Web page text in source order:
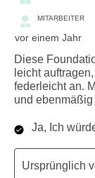
MITARBEITER
vor einem Jahr
Diese
leicht
federleicht an.
und ebenmäßig
Ja, Ich
Ursprünglich